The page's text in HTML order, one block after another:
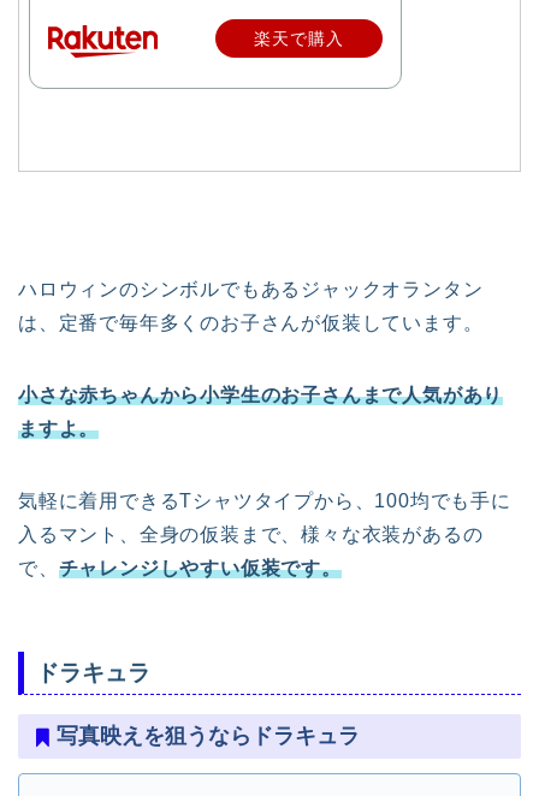
楽天で購入
ハロウィンのシンボルでもあるジャックオランタン
は、定番で毎年多くのお子さんが仮装しています。
小さな赤ちゃんから小学生のお子さんまで人気があり
ますよ。
気軽に着用できるTシャツタイプから、100均でも手に
入るマント、全身の仮装まで、様々な衣装があるの
で、 チャレンジしやすい仮装です。
ドラキュラ
写真映えを狙うならドラキュラ